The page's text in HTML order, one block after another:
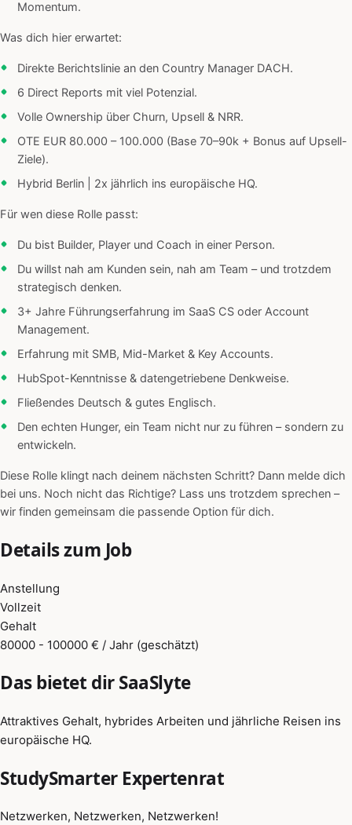
Momentum.
Was dich hier erwartet:
Direkte Berichtslinie an den Country Manager DACH.
6 Direct Reports mit viel Potenzial.
Volle Ownership über Churn, Upsell & NRR.
OTE EUR 80.000 – 100.000 (Base 70–90k + Bonus auf Upsell-
Ziele).
Hybrid Berlin | 2x jährlich ins europäische HQ.
Für wen diese Rolle passt:
Du bist Builder, Player und Coach in einer Person.
Du willst nah am Kunden sein, nah am Team – und trotzdem
strategisch denken.
3+ Jahre Führungserfahrung im SaaS CS oder Account
Management.
Erfahrung mit SMB, Mid-Market & Key Accounts.
HubSpot-Kenntnisse & datengetriebene Denkweise.
Fließendes Deutsch & gutes Englisch.
Den echten Hunger, ein Team nicht nur zu führen – sondern zu
entwickeln.
Diese Rolle klingt nach deinem nächsten Schritt? Dann melde dich
bei uns. Noch nicht das Richtige? Lass uns trotzdem sprechen –
wir finden gemeinsam die passende Option für dich.
Details zum Job
Anstellung
Vollzeit
Gehalt
80000 - 100000 € / Jahr (geschätzt)
Das bietet dir SaaSlyte
Attraktives Gehalt, hybrides Arbeiten und jährliche Reisen ins
europäische HQ.
StudySmarter Expertenrat
Netzwerken, Netzwerken, Netzwerken!